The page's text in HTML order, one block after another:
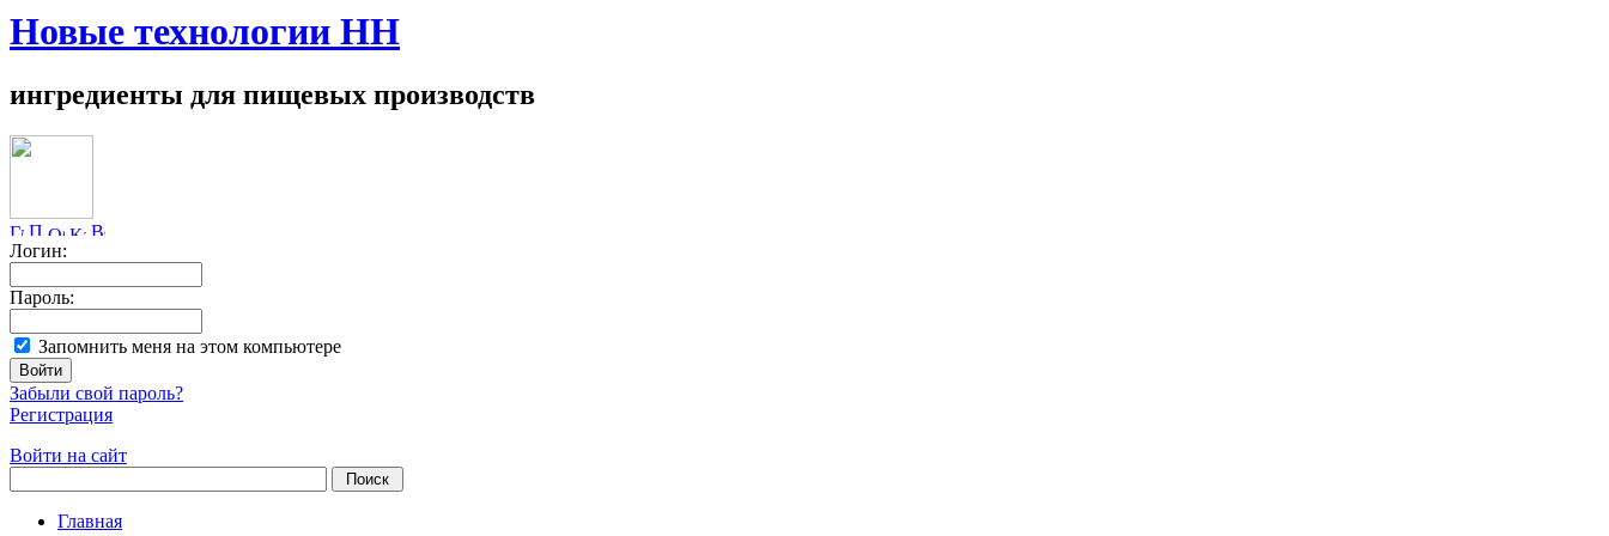
Новые технологии НН
ингредиенты для пищевых производств
Логин:
Пароль:
Запомнить меня на этом компьютере
Забыли свой пароль?
Регистрация
Войти на сайт
Главная